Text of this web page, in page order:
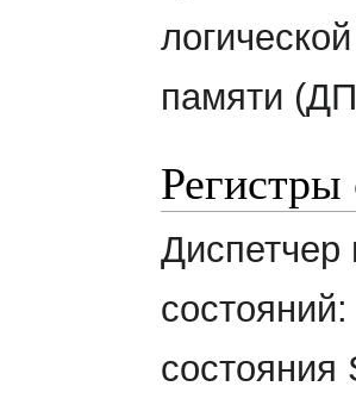
памяти
Регистры
Диспетчер
состояния